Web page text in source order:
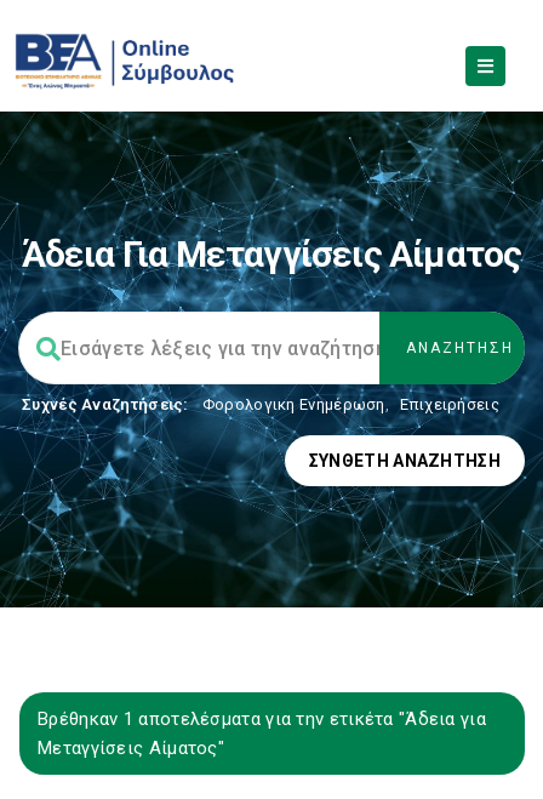
Άδεια Για Μεταγγίσεις Αίματος
Συχνές Αναζητήσεις: Φορολογικη Ενημέρωση, Επιχειρήσεις
ΣΎΝΘΕΤΗ ΑΝΑΖΉΤΗΣΗ
Βρέθηκαν 1 αποτελέσματα για την ετικέτα "Άδεια για
Μεταγγίσεις Αίματος"